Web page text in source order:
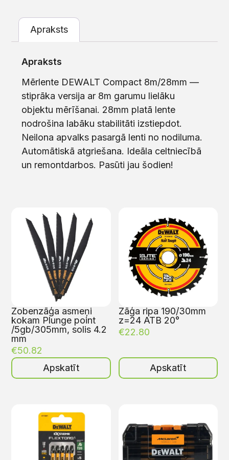
Apraksts
Apraksts
Mērlente DEWALT Compact 8m/28mm —
stiprāka versija ar 8m garumu lielāku
objektu mērīšanai. 28mm platā lente
nodrošina labāku stabilitāti izstiepdot.
Neilona apvalks pasargā lenti no nodiluma.
Automātiskā atgriešana. Ideāla celtniecībā
un remontdarbos. Pasūti jau šodien!
Zobenzāģa asmeņi
kokam Plunge point
/5gb/305mm, solis 4.2
mm
€50.82
Apskatīt
Zāģa ripa 190/30mm
z=24 ATB 20°
€22.80
Apskatīt